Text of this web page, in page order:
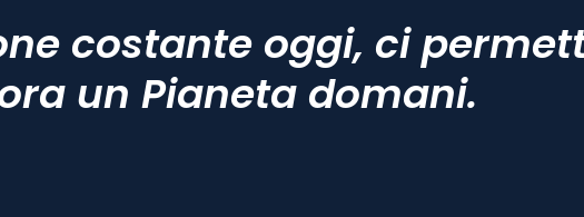
costante oggi, ci
un Pianeta domani.